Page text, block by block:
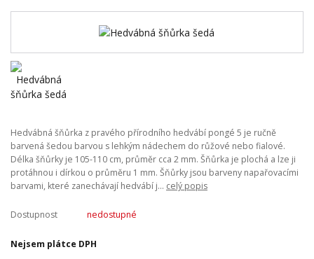
Hedvábná šňůrka z pravého přírodního hedvábí pongé 5 je ručně
barvená šedou barvou s lehkým nádechem do růžové nebo fialové.
Délka šňůrky je 105-110 cm, průměr cca 2 mm. Šňůrka je plochá a lze ji
protáhnou i dírkou o průměru 1 mm. Šňůrky jsou barveny napařovacími
barvami, které zanechávají hedvábí j... celý popis
Dostupnost nedostupné
Nejsem plátce DPH